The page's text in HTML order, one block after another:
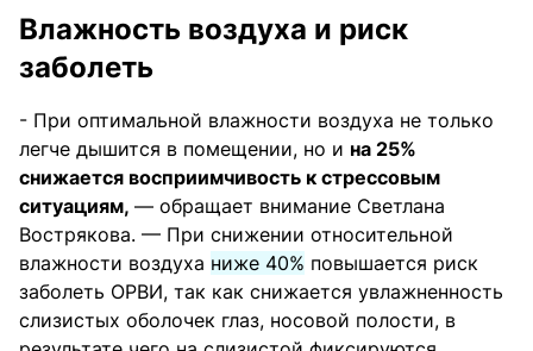
Влажность воздуха и риск
заболеть
- При оптимальной влажности воздуха не только
легче дышится в помещении, но и на 25%
снижается восприимчивость к стрессовым
ситуациям, — обращает внимание Светлана
Вострякова. — При снижении относительной
влажности воздуха ниже 40% повышается риск
заболеть ОРВИ, так как снижается увлажненность
слизистых оболочек глаз, носовой полости, в